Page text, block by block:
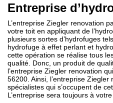
Entreprise
L’entreprise Ziegler renovation
votre toit en appliquant de
plusieurs sortes d’hydrofuges
hydrofuge à effet perlant et
cette opération se réalise tous
qualité. Donc, un produit de
l’entreprise Ziegler renovation
56200. Ainsi, l’entreprise
spécialistes qui s’occupent de
L’entreprise sera toujours à